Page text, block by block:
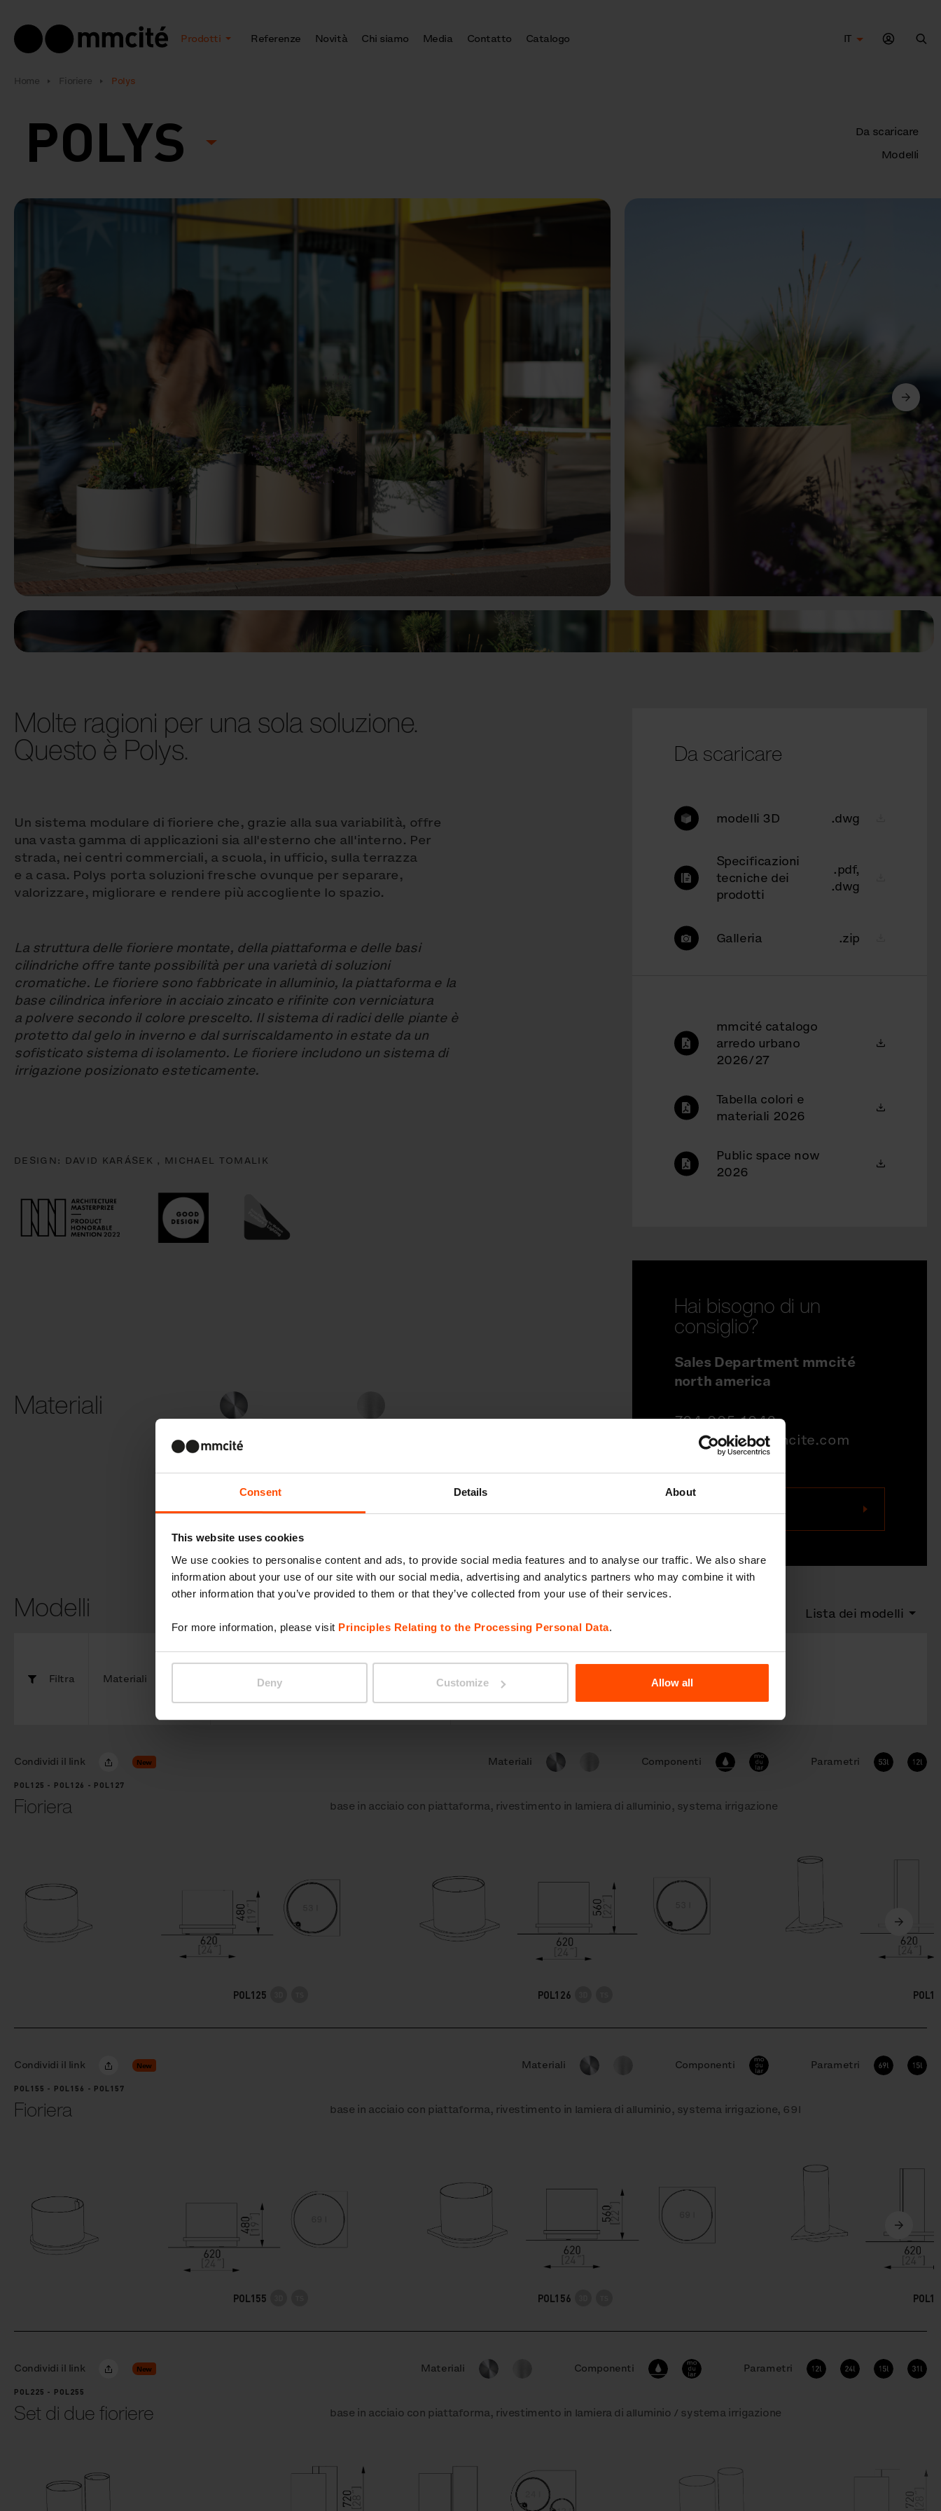
Consent Details About
This website uses cookies
We use cookies to personalise content and ads, to provide social media features and to analyse our traffic. We also share
information about your use of our site with our social media, advertising and analytics partners who may combine it with
other information that you’ve provided to them or that they’ve collected from your use of their services.
For more information, please visit Principles Relating to the Processing Personal Data.
Deny Customize Allow all
Prodotti Referenze Novità Chi siamo Media Contatto Catalogo
IT
Home Fioriere Polys
POLYS
Da scaricare
Modelli
Precedente
Molte ragioni per una sola soluzione.
Questo è Polys.
Un sistema modulare di fioriere che, grazie alla sua variabilità, offre
una vasta gamma di applicazioni sia all'esterno che all'interno. Per
strada, nei centri commerciali, a scuola, in ufficio, sulla terrazza
e a casa. Polys porta soluzioni fresche ovunque per separare,
valorizzare, migliorare e rendere più accogliente lo spazio.
La struttura delle fioriere montate, della piattaforma e delle basi
cilindriche offre tante possibilità per una varietà di soluzioni
cromatiche. Le fioriere sono fabbricate in alluminio, la piattaforma e la
base cilindrica inferiore in acciaio zincato e rifinite con verniciatura
a polvere secondo il colore prescelto. Il sistema di radici delle piante è
protetto dal gelo in inverno e dal surriscaldamento in estate da un
sofisticato sistema di isolamento. Le fioriere includono un sistema di
irrigazione posizionato esteticamente.
DESIGN: DAVID KARÁSEK , MICHAEL TOMALIK
Materiali
Acciaio
Da scaricare
modelli 3D .dwg
Specificazioni
tecniche dei
prodotti
.pdf,
.dwg
Galleria .zip
mmcité catalogo
arredo urbano
2026/27
Tabella colori e
materiali 2026
Public space now
2026
Hai bisogno di un
consiglio?
Sales Department mmcité
north america
704-995-1942
quotations@mmcite.com
Modelli Lista dei modelli
Filtra Materiali Componenti
Kit
Parametri
12 l
15 l
53 l
69 l
Condividi il link New Materiali Componenti Parametri
POL125 - POL126 - POL127
Fioriera base in acciaio con piattaforma, rivestimento in lamiera di alluminio, systema irrigazione
POL125 POL126
Condividi il link New Materiali Componenti Parametri
POL155 - POL156 - POL157
Fioriera base in acciaio con piattaforma, rivestimento in lamiera di alluminio, systema irrigazione, 69l
POL155 POL156
Condividi il link New Materiali Componenti Parametri
POL225 - POL255
Set di due fioriere base in acciaio con piattaforma, rivestimento in lamiera di alluminio / systema irrigazione